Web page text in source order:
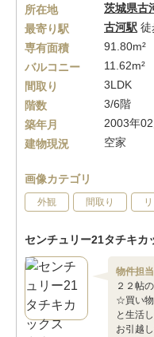
所在地 茨城県古
最寄り駅
古河駅 徒
専有面積
91.80m²
バルコニー
11.62m²
間取り
3LDK
階数
3/6階
築年月
2003年02
建物現況
空家
画像カテゴリ
外観 間取り
センチュリー21タチキカ
物件担
２２帖
☆買い物
と生活
お引越